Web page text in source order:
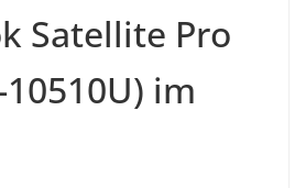
Satellite Pro
10510U) im